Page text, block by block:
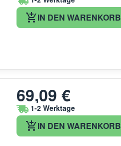
IN DEN WARENKORB
69,09 €
1-2 Werktage
IN DEN WARENKORB